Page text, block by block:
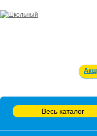
Весь каталог